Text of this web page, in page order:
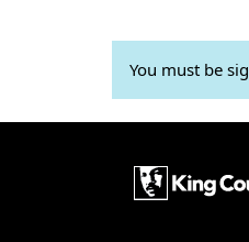
You must be